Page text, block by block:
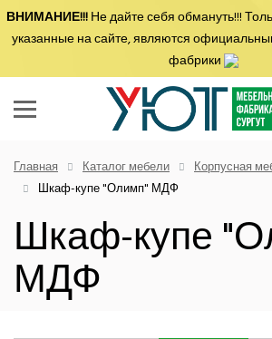
ВНИМАНИЕ!!!Не дайте себя обмануть!!!
указанные на сайте, являются
фабрики
Главная Каталог мебели Корпусная
Шкаф-купе "Олимп" МДФ
Шкаф-купе
МДФ